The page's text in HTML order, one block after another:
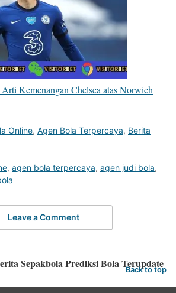
Kemenangan Chelsea atas Norwich
Online, Agen Bola Terpercaya, Berita
, agen bola terpercaya, agen judi bola,
Leave a Comment
Sepakbola Prediksi Bola Terupdate
Back to top